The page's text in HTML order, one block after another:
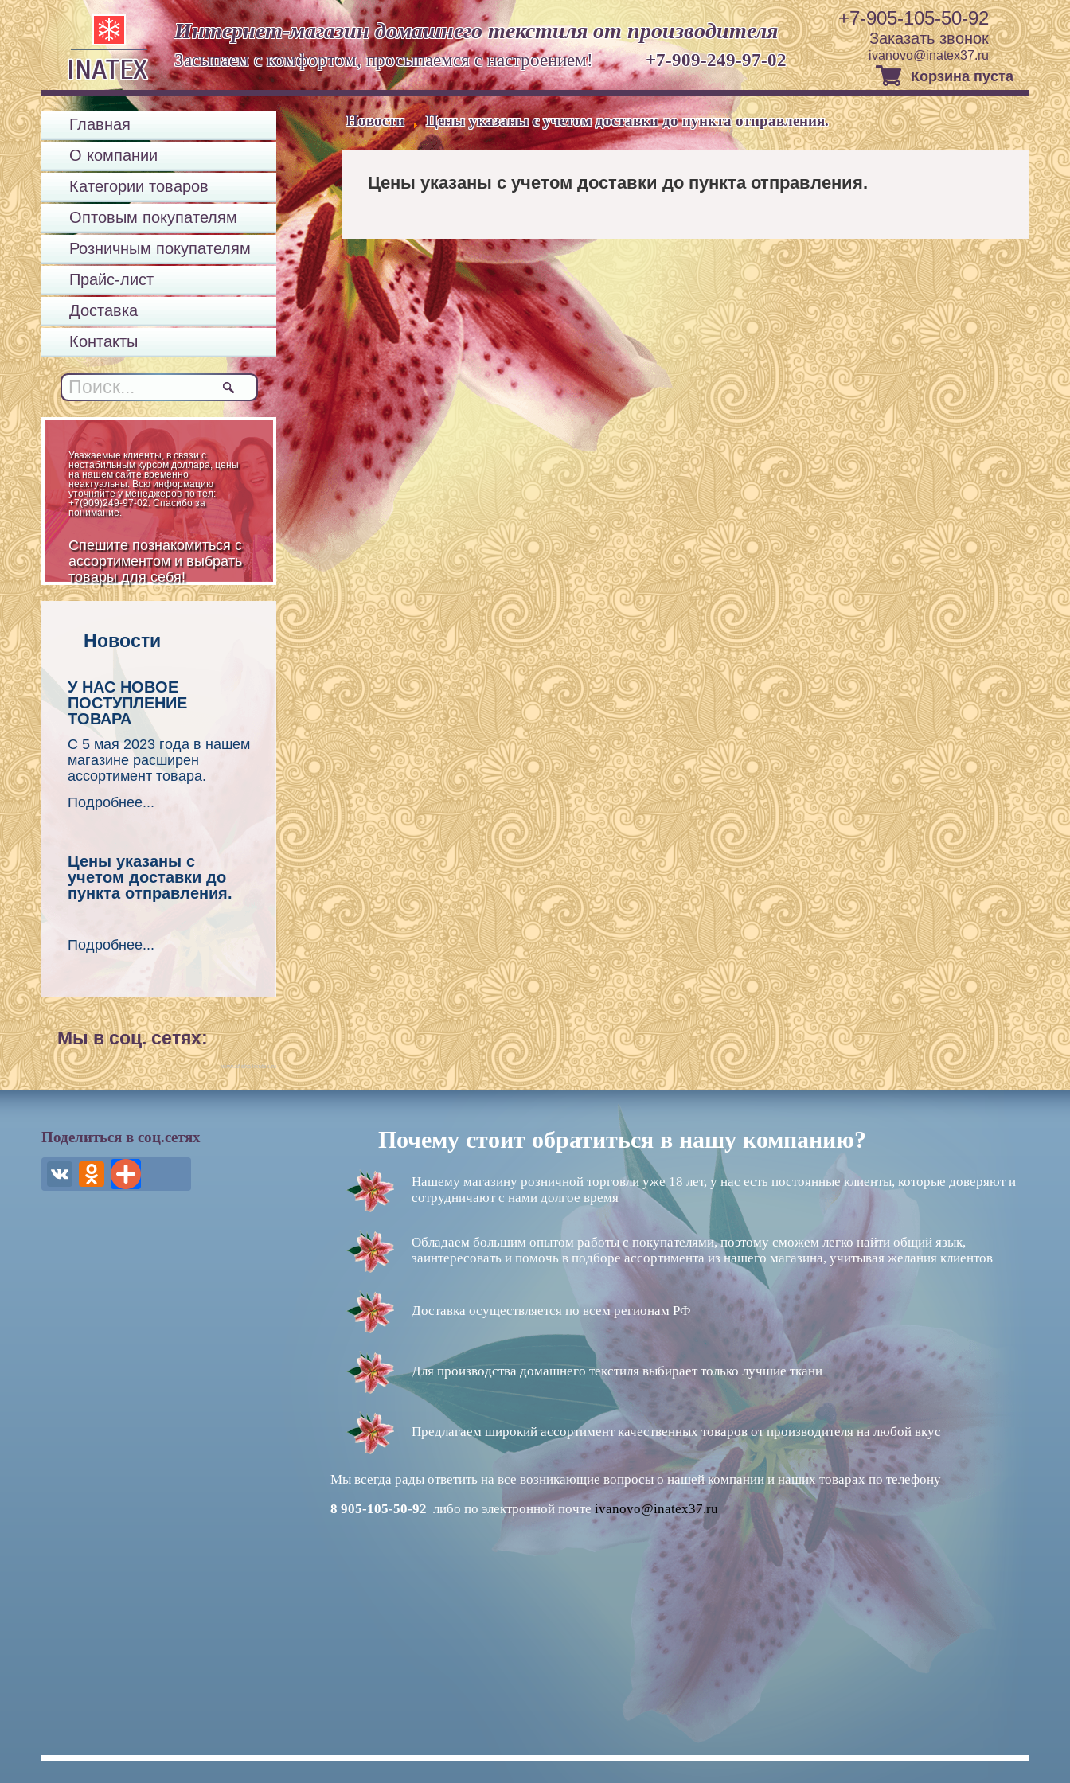
Корзина пуста
Интернет-магазин домашнего текстиля от производителя
Засыпаем с комфортом, просыпаемся с настроением!+7-909-249-97-02
+7-905-105-50-92
Заказать звонок
ivanovo@inatex37.ru
Главная
О компании
Категории товаров
Оптовым покупателям
Розничным покупателям
Прайс-лист
Доставка
Контакты
Уважаемые клиенты, в связи с
нестабильным курсом доллара, цены
на нашем сайте временно
неактуальны. Всю информацию
уточняйте у менеджеров по тел:
+7(909)249-97-02. Спасибо за
понимание.
Спешите познакомиться с
ассортиментом и выбрать
товары для себя!
Новости
У НАС НОВОЕ
ПОСТУПЛЕНИЕ
ТОВАРА
С 5 мая 2023 года в нашем
магазине расширен
ассортимент товара.
Подробнее...
Цены указаны с
учетом доставки до
пункта отправления.
Подробнее...
Мы в соц. сетях:
www.afisha-irkutsk.ru
Новости Цены указаны с учетом доставки до пункта отправления.
Цены указаны с учетом доставки до пункта отправления.
Поделиться в соц.сетях Почему стоит обратиться в нашу компанию?
Нашему магазину розничной торговли уже 18 лет, у нас есть постоянные клиенты, которые доверяют и
сотрудничают с нами долгое время
Обладаем большим опытом работы с покупателями, поэтому сможем легко найти общий язык,
заинтересовать и помочь в подборе ассортимента из нашего магазина, учитывая желания клиентов
Доставка осуществляется по всем регионам РФ
Для производства домашнего текстиля выбирает только лучшие ткани
Предлагаем широкий ассортимент качественных товаров от производителя на любой вкус
Мы всегда рады ответить на все возникающие вопросы о нашей компании и наших товарах по телефону
8 905-105-50-92 либо по электронной почте ivanovo@inatex37.ru